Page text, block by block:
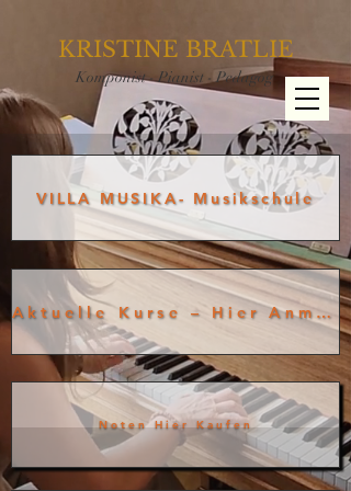
KRISTINE BRATLIE
Komponist - Pianist - Pedagog
VILLA MUSIKA- Musikschule
Aktuelle Kurse – Hier Anmelden
Noten Hier Kaufen